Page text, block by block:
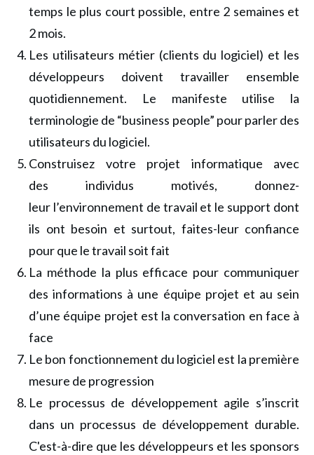
temps le plus court possible, entre 2 semaines et
2 mois.
Les utilisateurs métier (clients du logiciel) et les
développeurs doivent travailler ensemble
quotidiennement. Le manifeste utilise la
terminologie de “business people” pour parler des
utilisateurs du logiciel.
Construisez votre projet informatique avec
des individus motivés, donnez-
leur l’environnement de travail et le support dont
ils ont besoin et surtout, faites-leur confiance
pour que le travail soit fait
La méthode la plus efficace pour communiquer
des informations à une équipe projet et au sein
d’une équipe projet est la conversation en face à
face
Le bon fonctionnement du logiciel est la première
mesure de progression
Le processus de développement agile s’inscrit
dans un processus de développement durable.
C'est-à-dire que les développeurs et les sponsors